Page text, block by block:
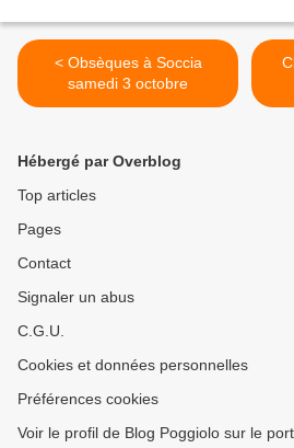
< Obsèques à Soccia
samedi 3 octobre
Hébergé par Overblog
Top articles
Pages
Contact
Signaler un abus
C.G.U.
Cookies et données personnelles
Préférences cookies
Voir le profil de Blog Poggiolo sur le